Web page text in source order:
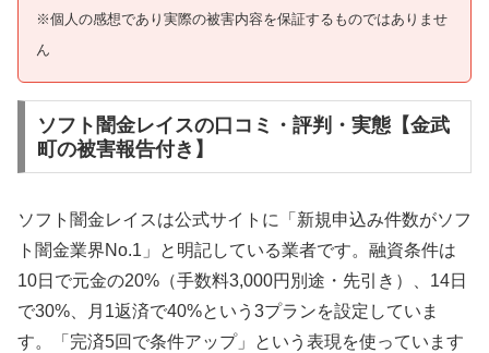
※個人の感想であり実際の被害内容を保証するものではありませ
ん
ソフト闇金レイスの口コミ・評判・実態【金武
町の被害報告付き】
ソフト闇金レイスは公式サイトに「新規申込み件数がソフ
ト闇金業界No.1」と明記している業者です。融資条件は
10日で元金の20%（手数料3,000円別途・先引き）、14日
で30%、月1返済で40%という3プランを設定していま
す。「完済5回で条件アップ」という表現を使っています